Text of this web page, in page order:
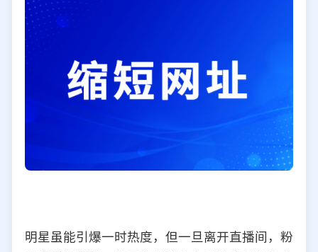
明星虽能引爆一时热度，但一旦离开直播间，粉